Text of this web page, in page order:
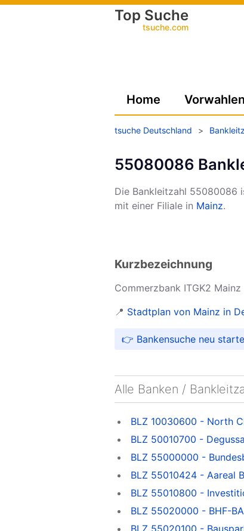
Top Suche
tsuche.com
Home Vorwahlen
tsuche Deutschland >
55080086
Die Bankleitzahl 55080086
mit einer Filiale in Mainz.
Kurzbezeichnung
Commerzbank ITGK2 Mainz
📍 Stadtplan von Mainz in
👉 Bankensuche neu
Alle Banken /
BLZ 10030600 - North
BLZ 50010700 -
BLZ 55000000 -
BLZ 55010424 - Aareal
BLZ 55010800 -
BLZ 55020000 - BHF-